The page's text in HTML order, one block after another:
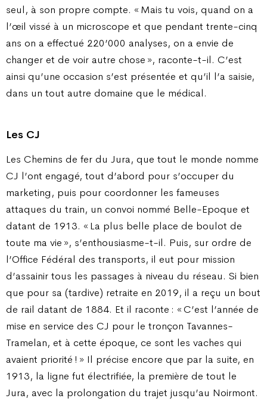
seul, à son propre compte. « Mais tu vois, quand on a
l’œil vissé à un microscope et que pendant trente-cinq
ans on a effectué 220’000 analyses, on a envie de
changer et de voir autre chose », raconte-t-il. C’est
ainsi qu’une occasion s’est présentée et qu’il l’a saisie,
dans un tout autre domaine que le médical.
Les CJ
Les Chemins de fer du Jura, que tout le monde nomme
CJ l’ont engagé, tout d’abord pour s’occuper du
marketing, puis pour coordonner les fameuses
attaques du train, un convoi nommé Belle-Epoque et
datant de 1913. « La plus belle place de boulot de
toute ma vie », s’enthousiasme-t-il. Puis, sur ordre de
l’Office Fédéral des transports, il eut pour mission
d’assainir tous les passages à niveau du réseau. Si bien
que pour sa (tardive) retraite en 2019, il a reçu un bout
de rail datant de 1884. Et il raconte : « C’est l’année de
mise en service des CJ pour le tronçon Tavannes-
Tramelan, et à cette époque, ce sont les vaches qui
avaient priorité ! » Il précise encore que par la suite, en
1913, la ligne fut électrifiée, la première de tout le
Jura, avec la prolongation du trajet jusqu’au Noirmont.